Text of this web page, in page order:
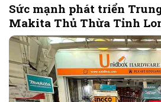
Sức mạnh phát triển
Makita Thủ Thừa Tỉnh